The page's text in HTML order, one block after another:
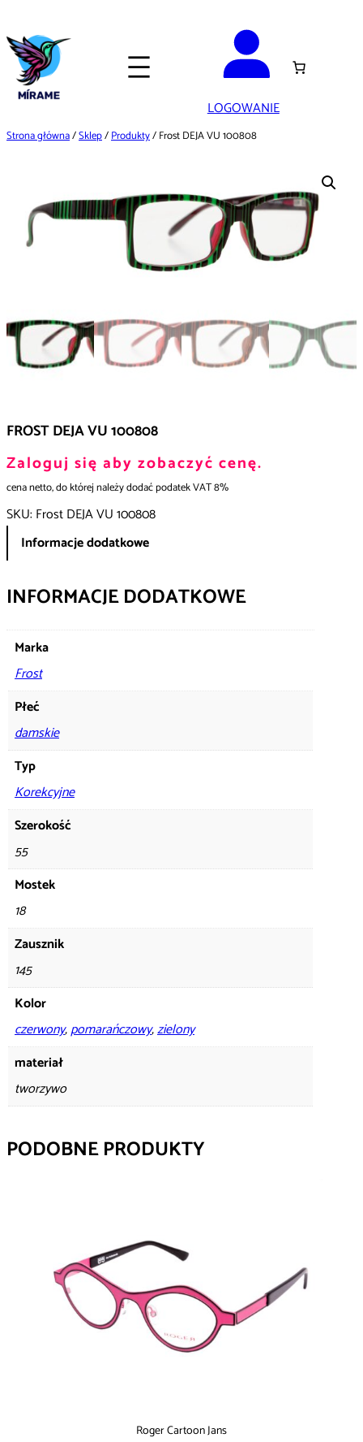
do
treści
LOGOWANIE
Strona główna/Sklep/Produkty/ Frost DEJA VU 100808
FROST DEJA VU 100808
Zaloguj się aby zobaczyć cenę.
cena netto, do której należy dodać podatek VAT 8%
SKU: Frost DEJA VU 100808
Informacje dodatkowe
INFORMACJE DODATKOWE
Marka
Frost
Płeć
damskie
Typ
Korekcyjne
Szerokość
55
Mostek
18
Zausznik
145
Kolor
czerwony,pomarańczowy,zielony
materiał
tworzywo
PODOBNE PRODUKTY
Roger Cartoon Jans